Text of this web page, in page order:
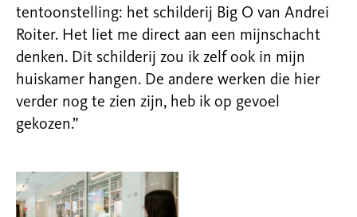
tentoonstelling: het schilderij Big O van Andrei
Roiter. Het liet me direct aan een mijnschacht
denken. Dit schilderij zou ik zelf ook in mijn
huiskamer hangen. De andere werken die hier
verder nog te zien zijn, heb ik op gevoel
gekozen.”